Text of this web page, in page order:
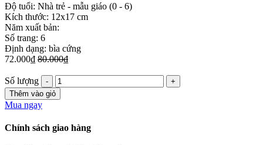
Độ tuổi: Nhà trẻ - mẫu giáo (0 - 6)
Kích thước: 12x17 cm
Năm xuất bản:
Số trang: 6
Định dạng: bìa cứng
72.000₫ 80.000₫
Số lượng
Thêm vào giỏ
Mua ngay
Chính sách giao hàng